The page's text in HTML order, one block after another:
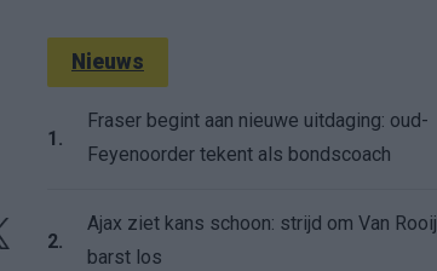
Nieuws
1.
Fraser begint aan nieuwe uitdaging: oud-
Feyenoorder tekent als bondscoach
2.
Ajax ziet kans schoon: strijd om Van Rooij
barst los